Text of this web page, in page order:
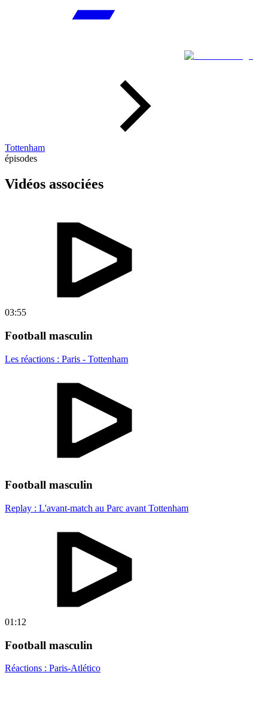
Tottenham
épisodes
Vidéos associées
03:55
Football masculin
Les réactions : Paris - Tottenham
Football masculin
Replay : L'avant-match au Parc avant Tottenham
01:12
Football masculin
Réactions : Paris-Atlético